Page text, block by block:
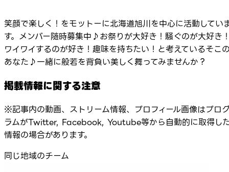
笑顔で楽しく！をモットーに北海道旭川を中心に活動してい
す。メンバー随時募集中♪お祭りが大好き！騒ぐのが大好き
ワイワイするのが好き！趣味を持ちたい！と考えているそこ
あなた♪一緒に般若を背負い美しく舞ってみませんか？
掲載情報に関する注意
※記事内の動画、ストリーム情報、プロフィール画像はプロ
ラムがTwitter, Facebook, Youtube等から自動的に取得し
情報の場合があります。
同じ地域のチーム